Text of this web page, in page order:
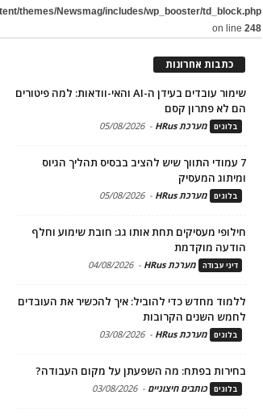
themes/Newsmag/includes/wp_booster/td_block.php
on line248
כתבות אחרונות
שימור עובדים בעידן ה-AI והאי-וודאות: למה פיטורים
הם לא פתרון קסם
בלוגים מערכת HRus -
05/08/2026
7 עמודי התווך שיש להציב בבסיס תהליך הגיוס
ומיתוג המעסיק
בלוגים מערכת HRus -
05/08/2026
חילופי מעסיקים תחת אותו גג: חובת שימוע וחלף
הודעה מוקדמת
דיני עבודה מערכת HRus -
04/08/2026
ללמוד מחדש כדי להוביל: איך להכשיר את העובדים
לחמש השנים הקרובות
בלוגים מערכת HRus -
03/08/2026
בחירות בפתח: מה השפעתן על מקום העבודה?
בלוגים כותבים חיצוניים -
03/08/2026